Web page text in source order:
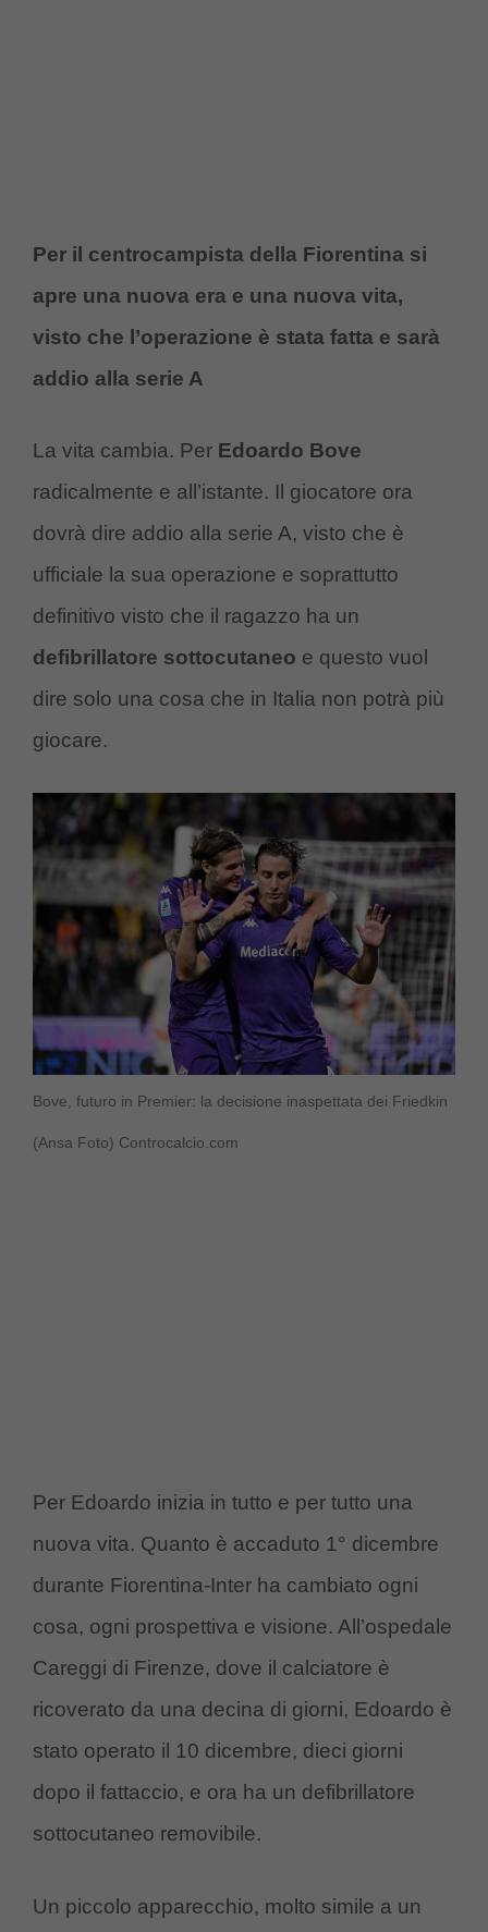
Per il centrocampista della Fiorentina si
apre una nuova era e una nuova vita,
visto che l’operazione è stata fatta e sarà
addio alla serie A
La vita cambia. Per Edoardo Bove
radicalmente e all’istante. Il giocatore ora
dovrà dire addio alla serie A, visto che è
ufficiale la sua operazione e soprattutto
definitivo visto che il ragazzo ha un
defibrillatore sottocutaneo e questo vuol
dire solo una cosa che in Italia non potrà più
giocare.
Bove, futuro in Premier: la decisione inaspettata dei Friedkin
(Ansa Foto) Controcalcio.com
Per Edoardo inizia in tutto e per tutto una
nuova vita. Quanto è accaduto 1° dicembre
durante Fiorentina-Inter ha cambiato ogni
cosa, ogni prospettiva e visione. All’ospedale
Careggi di Firenze, dove il calciatore è
ricoverato da una decina di giorni, Edoardo è
stato operato il 10 dicembre, dieci giorni
dopo il fattaccio, e ora ha un defibrillatore
sottocutaneo removibile.
Un piccolo apparecchio, molto simile a un